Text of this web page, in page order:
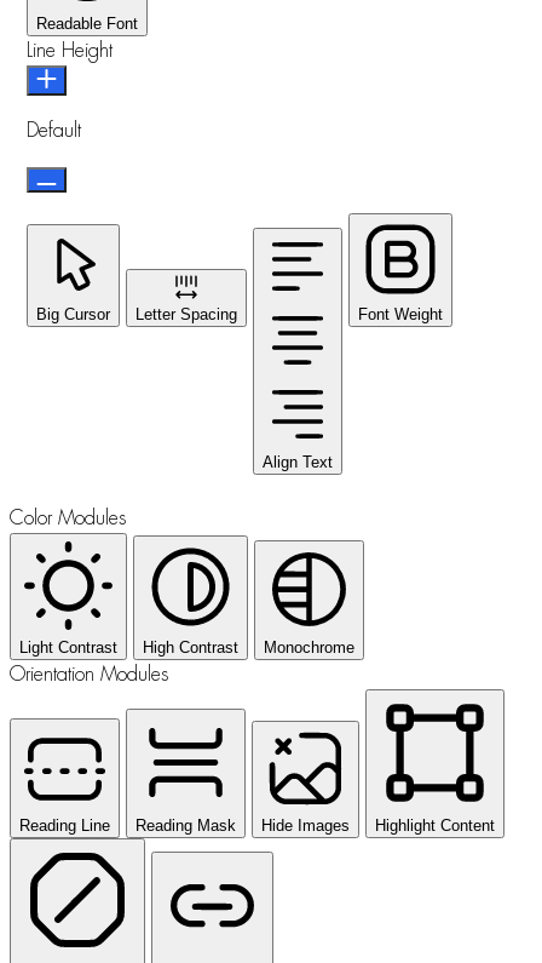
Readable Font
Line Height
Default
Big Cursor Letter Spacing
Align Text
Font Weight
Color Modules
Light Contrast High Contrast Monochrome
Orientation Modules
Reading Line Reading Mask Hide Images Highlight Content